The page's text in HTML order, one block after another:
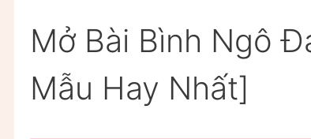
Mở Bài Bình Ngô
Mẫu Hay Nhất]